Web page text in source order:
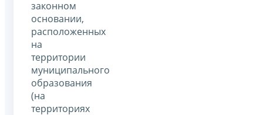
законном
основании,
расположенных
на
территории
муниципального
образования
(на
территориях